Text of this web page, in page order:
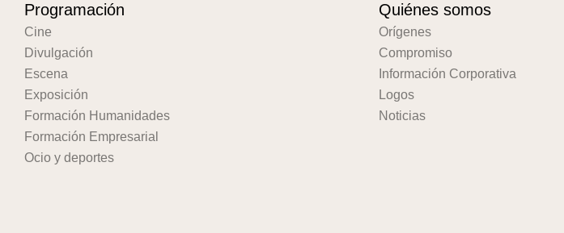
Programación
Cine
Divulgación
Escena
Exposición
Formación Humanidades
Formación Empresarial
Ocio y deportes
Quiénes somos
Orígenes
Compromiso
Información Corporativa
Logos
Noticias